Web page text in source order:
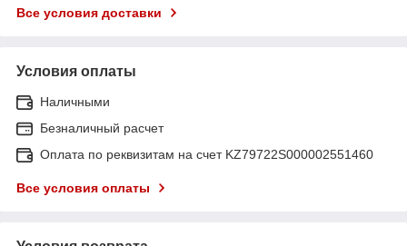
Все условия доставки
Условия оплаты
Наличными
Безналичный расчет
Оплата по реквизитам на счет KZ79722S000002551460
Все условия оплаты